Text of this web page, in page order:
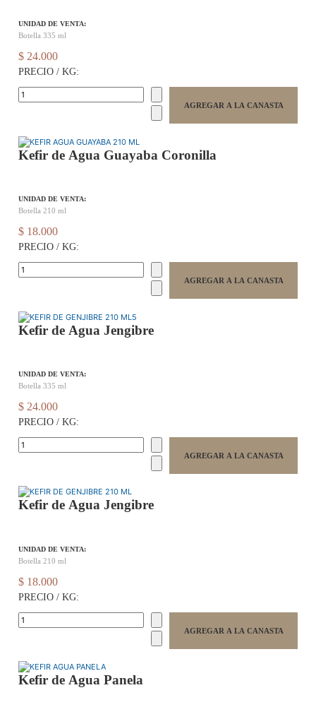
UNIDAD DE VENTA:
Botella 335 ml
$ 24.000
PRECIO / KG:
Kefir de Agua Guayaba Coronilla
UNIDAD DE VENTA:
Botella 210 ml
$ 18.000
PRECIO / KG:
Kefir de Agua Jengibre
UNIDAD DE VENTA:
Botella 335 ml
$ 24.000
PRECIO / KG:
Kefir de Agua Jengibre
UNIDAD DE VENTA:
Botella 210 ml
$ 18.000
PRECIO / KG:
Kefir de Agua Panela